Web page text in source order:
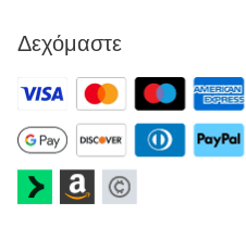
Δεχόμαστε